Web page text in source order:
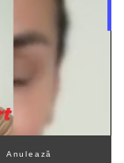
Anulează